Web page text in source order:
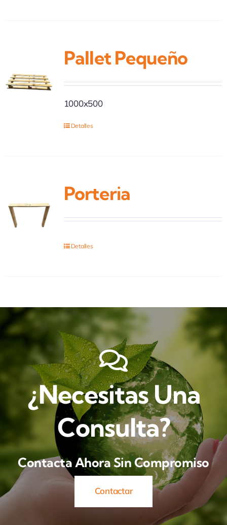
Pallet Pequeño
1000x500
Detalles
Porteria
Detalles
¿Necesitas Una
Consulta?
Contacta Ahora Sin Compromiso
Contactar